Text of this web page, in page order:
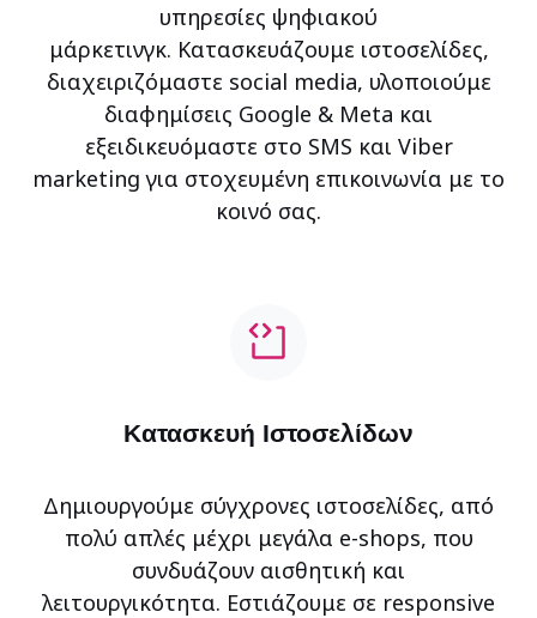
υπηρεσίες ψηφιακού
μάρκετινγκ. Κατασκευάζουμε ιστοσελίδες,
διαχειριζόμαστε social media, υλοποιούμε
διαφημίσεις Google & Meta και
εξειδικευόμαστε στο SMS και Viber
marketing για στοχευμένη επικοινωνία με το
κοινό σας.
Κατασκευή Ιστοσελίδων
Δημιουργούμε σύγχρονες ιστοσελίδες, από
πολύ απλές μέχρι μεγάλα e-shops, που
συνδυάζουν αισθητική και
λειτουργικότητα. Εστιάζουμε σε responsive